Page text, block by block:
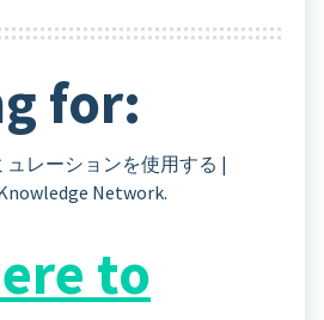
for:
レーションを使用する |
Network.
to